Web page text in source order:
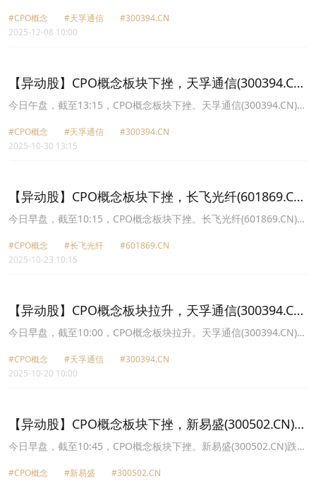
科立(688205.CN)涨9.05%报132.49元，罗博特科(300757.CN)涨
8.61%报234.93元，烽火通信(600498.CN)涨8.58%报24.94元，永鼎
#CPO概念 #天孚通信
#300394.CN
2025-12-08 10:00
【异动股】CPO概念板块下挫，天孚通信(300394.CN)
跌11.05%
今日午盘，截至13:15，CPO概念板块下挫。天孚通信(300394.CN)跌
立(688205.CN)跌8.58%报106.49元，新易盛(300502.CN)跌7.96%报
373.77元，汇绿生态(001267.CN)跌7.48%报19.55元，中富电路
#CPO概念 #天孚通信
#300394.CN
2025-10-30 13:15
【异动股】CPO概念板块下挫，长飞光纤(601869.CN)
跌7.18%
今日早盘，截至10:15，CPO概念板块下挫。长飞光纤(601869.CN)跌
生态(001267.CN)跌6.46%报17.39元，仕佳光子(688313.CN)跌
5.62%报65.2元，剑桥科技(603083.CN)跌5.27%报106.0元，新易盛
#CPO概念 #长飞光纤
#601869.CN
2025-10-23 10:15
【异动股】CPO概念板块拉升，天孚通信(300394.CN)
涨12.08%
今日早盘，截至10:00，CPO概念板块拉升。天孚通信(300394.CN)涨
绿生态(001267.CN)涨10.02%报16.25元，剑桥科技(603083.CN)涨
10.00%报108.25元，瑞斯康达(603803.CN)涨9.99%报8.92元，景旺
#CPO概念 #天孚通信
#300394.CN
2025-10-20 10:00
【异动股】CPO概念板块下挫，新易盛(300502.CN)跌
8.31%
今日早盘，截至10:45，CPO概念板块下挫。新易盛(300502.CN)跌
富微电(002156.CN)跌6.09%报44.11元，汇绿生态(001267.CN)跌
#CPO概念 #新易盛
#300502.CN